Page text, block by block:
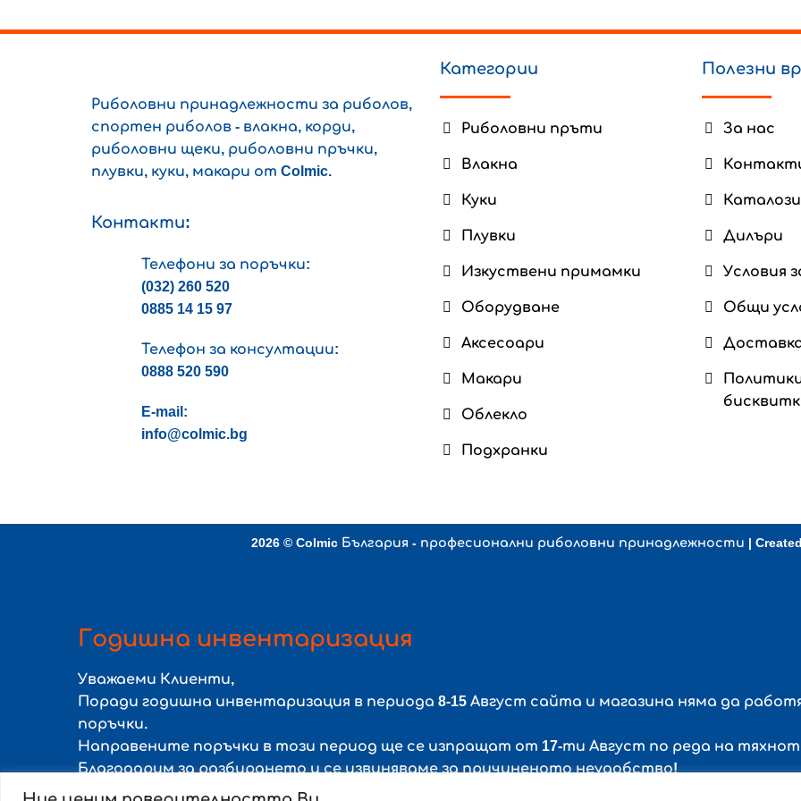
product
Риболовни принадлежности за риболов,
спортен риболов - влакна, корди,
риболовни щеки, риболовни пръчки,
плувки, куки, макари от Colmic.
Контакти:
Телефони за поръчки:
(032) 260 520
0885 14 15 97
Телефон за консултации:
0888 520 590
E-mail:
info@colmic.bg
Категории
Риболовни пръти
Влакна
Куки
Плувки
Изкуствени примамки
Оборудване
Аксесоари
Макари
Облекло
Подхранки
Полезни
За нас
Каталози
Дилъри
Условия
Общи
2026 © Colmic България - професионални риболовни принадлежности |
Годишна инвентаризация
Уважаеми Клиенти,
Поради годишна инвентаризация в периода 8-15 Август сайта и магазина няма да
поръчки.
Направените поръчки в този период ще се изпращат от 17-ти Август по реда на
Благодарим за разбирането и се извиняваме за причиненото неудобство!